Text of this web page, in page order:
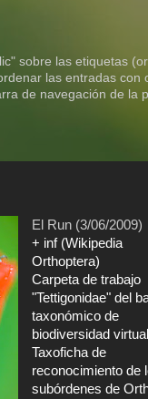
sobre las etiquetas
las entradas
de navegación de la
El Run (3/06/2009)
+ inf (Wikipedia
Orthoptera)
Carpeta de trabajo
"Tettigonidae" del
taxonómico de
biodiversidad virtual
Taxoficha de
reconocimiento de
subórdenes de